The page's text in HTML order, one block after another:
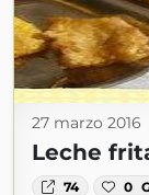
27 marzo 2016
Leche
74 0